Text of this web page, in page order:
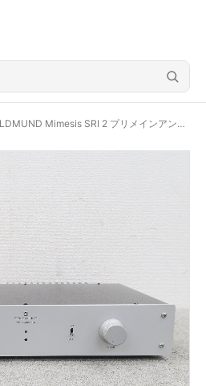
Mimesis SRI 2 プリメインアンプ ゴールドムンド @59042